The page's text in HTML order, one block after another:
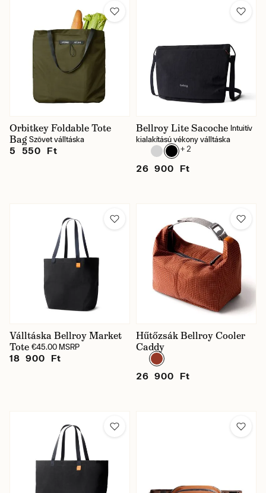
Orbitkey Foldable Tote
Bag Szövet válltáska
5 550 Ft
Bellroy Lite Sacoche Intuitív
kialakítású vékony válltáska
+ 2
26 900 Ft
Válltáska Bellroy Market
Tote €45.00 MSRP
18 900 Ft
Hűtőzsák Bellroy Cooler
Caddy
26 900 Ft